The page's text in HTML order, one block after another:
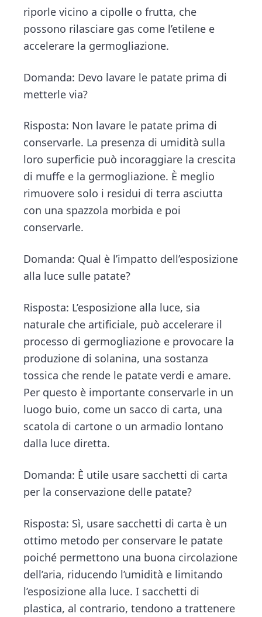
riporle vicino a cipolle o frutta, che
possono rilasciare gas come l’etilene e
accelerare la germogliazione.
Domanda: Devo lavare le patate prima di
metterle via?
Risposta: Non lavare le patate prima di
conservarle. La presenza di umidità sulla
loro superficie può incoraggiare la crescita
di muffe e la germogliazione. È meglio
rimuovere solo i residui di terra asciutta
con una spazzola morbida e poi
conservarle.
Domanda: Qual è l’impatto dell’esposizione
alla luce sulle patate?
Risposta: L’esposizione alla luce, sia
naturale che artificiale, può accelerare il
processo di germogliazione e provocare la
produzione di solanina, una sostanza
tossica che rende le patate verdi e amare.
Per questo è importante conservarle in un
luogo buio, come un sacco di carta, una
scatola di cartone o un armadio lontano
dalla luce diretta.
Domanda: È utile usare sacchetti di carta
per la conservazione delle patate?
Risposta: Sì, usare sacchetti di carta è un
ottimo metodo per conservare le patate
poiché permettono una buona circolazione
dell’aria, riducendo l’umidità e limitando
l’esposizione alla luce. I sacchetti di
plastica, al contrario, tendono a trattenere